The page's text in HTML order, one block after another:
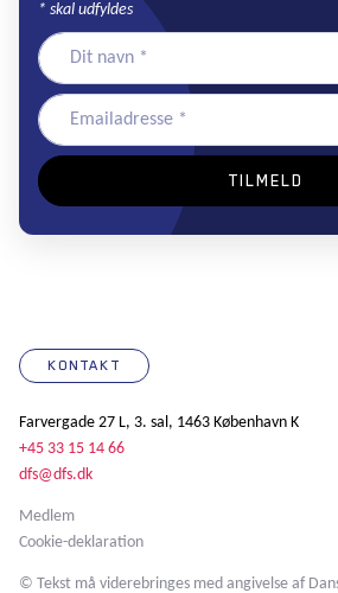
* skal udfyldes
KONTAKT
Farvergade 27 L, 3. sal, 1463 København K
+45 33 15 14 66
dfs@dfs.dk
Medlem
Cookie-deklaration
© Tekst må viderebringes med angivelse af